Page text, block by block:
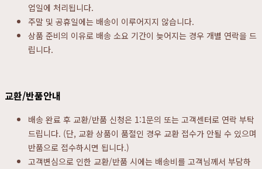
업일에 처리됩니다.
주말 및 공휴일에는 배송이 이루어지지 않습니다.
상품 준비의 이유로 배송 소요 기간이 늦어지는 경우 개별 연락을 드
립니다.
교환/반품안내
배송 완료 후 교환/반품 신청은 1:1문의 또는 고객센터로 연락 부탁
드립니다. (단, 교환 상품이 품절인 경우 교환 접수가 안될 수 있으며
반품으로 접수하시면 됩니다.)
고객변심으로 인한 교환/반품 시에는 배송비를 고객님께서 부담하